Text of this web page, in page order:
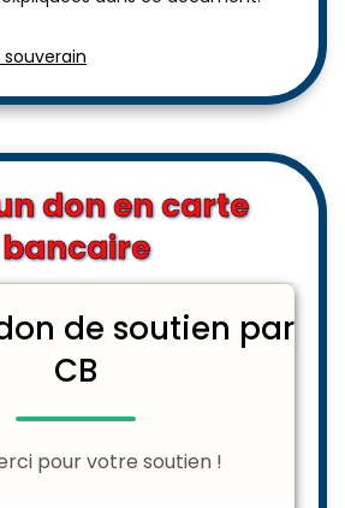
souverain
don en carte
bancaire
de soutien par
CB
pour votre soutien !